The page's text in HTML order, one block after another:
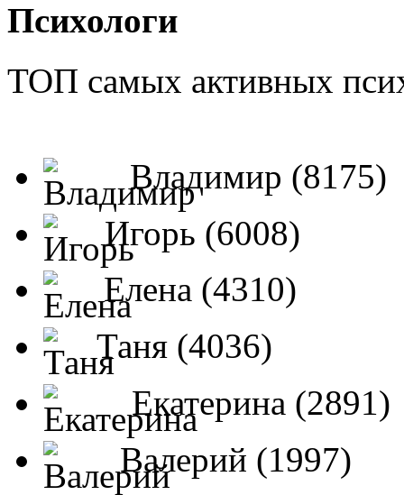
Психологи
ТОП самых активных
Владимир (8175)
Игорь (6008)
Елена (4310)
Таня (4036)
Екатерина (2891)
Валерий (1997)